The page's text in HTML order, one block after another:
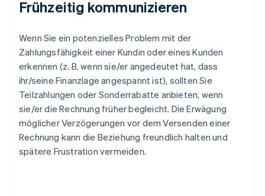
Frühzeitig kommunizieren
Wenn Sie ein potenzielles Problem mit der
Zahlungsfähigkeit einer Kundin oder eines Kunden
erkennen (z. B. wenn sie/er angedeutet hat, dass
ihr/seine Finanzlage angespannt ist), sollten Sie
Teilzahlungen oder Sonderrabatte anbieten, wenn
sie/er die Rechnung früher begleicht. Die Erwägung
möglicher Verzögerungen vor dem Versenden einer
Rechnung kann die Beziehung freundlich halten und
spätere Frustration vermeiden.